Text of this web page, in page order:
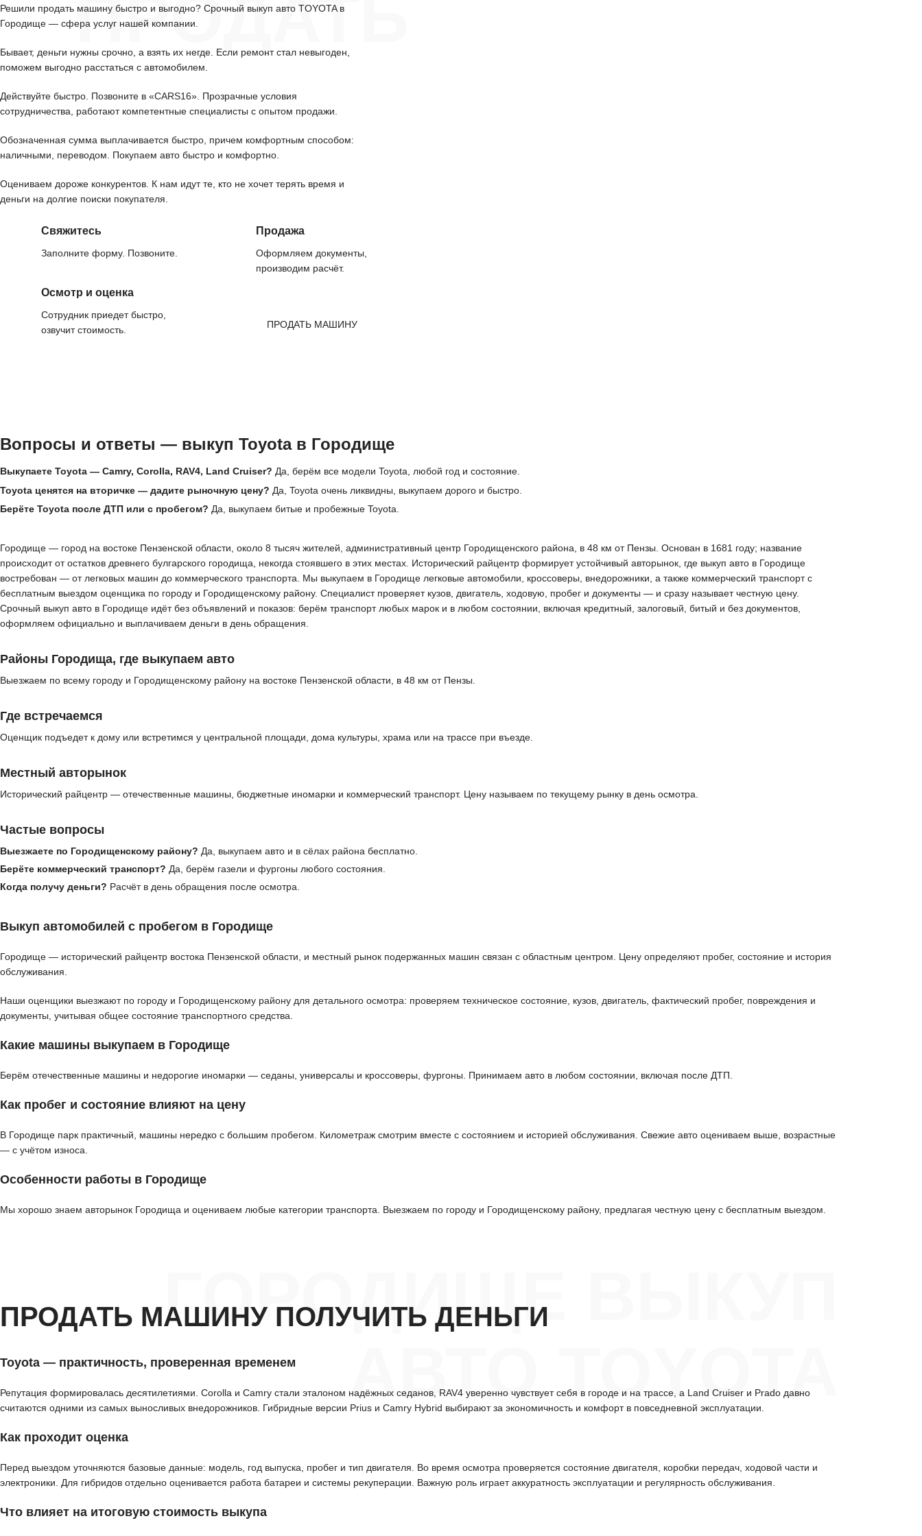
ПРОДАТЬ
Решили продать машину быстро и выгодно? Срочный выкуп авто TOYOTA в
Городище — сфера услуг нашей компании.
Бывает, деньги нужны срочно, а взять их негде. Если ремонт стал невыгоден,
поможем выгодно расстаться с автомобилем.
Действуйте быстро. Позвоните в «CARS16». Прозрачные условия
сотрудничества, работают компетентные специалисты с опытом продажи.
Обозначенная сумма выплачивается быстро, причем комфортным способом:
наличными, переводом. Покупаем авто быстро и комфортно.
Оцениваем дороже конкурентов. К нам идут те, кто не хочет терять время и
деньги на долгие поиски покупателя.
Свяжитесь
Заполните форму. Позвоните.
Осмотр и оценка
Сотрудник приедет быстро,
озвучит стоимость.
Продажа
Оформляем документы,
производим расчёт.
ПРОДАТЬ МАШИНУ
Вопросы и ответы — выкуп Toyota в Городище
Выкупаете Toyota — Camry, Corolla, RAV4, Land Cruiser? Да, берём все модели Toyota, любой год и состояние.
Toyota ценятся на вторичке — дадите рыночную цену? Да, Toyota очень ликвидны, выкупаем дорого и быстро.
Берёте Toyota после ДТП или с пробегом? Да, выкупаем битые и пробежные Toyota.
Городище — город на востоке Пензенской области, около 8 тысяч жителей, административный центр Городищенского района, в 48 км от Пензы. Основан в 1681 году; название
происходит от остатков древнего булгарского городища, некогда стоявшего в этих местах. Исторический райцентр формирует устойчивый авторынок, где выкуп авто в Городище
востребован — от легковых машин до коммерческого транспорта. Мы выкупаем в Городище легковые автомобили, кроссоверы, внедорожники, а также коммерческий транспорт с
бесплатным выездом оценщика по городу и Городищенскому району. Специалист проверяет кузов, двигатель, ходовую, пробег и документы — и сразу называет честную цену.
Срочный выкуп авто в Городище идёт без объявлений и показов: берём транспорт любых марок и в любом состоянии, включая кредитный, залоговый, битый и без документов,
оформляем официально и выплачиваем деньги в день обращения.
Районы Городища, где выкупаем авто
Выезжаем по всему городу и Городищенскому району на востоке Пензенской области, в 48 км от Пензы.
Где встречаемся
Оценщик подъедет к дому или встретимся у центральной площади, дома культуры, храма или на трассе при въезде.
Местный авторынок
Исторический райцентр — отечественные машины, бюджетные иномарки и коммерческий транспорт. Цену называем по текущему рынку в день осмотра.
Частые вопросы
Выезжаете по Городищенскому району? Да, выкупаем авто и в сёлах района бесплатно.
Берёте коммерческий транспорт? Да, берём газели и фургоны любого состояния.
Когда получу деньги? Расчёт в день обращения после осмотра.
Выкуп автомобилей с пробегом в Городище
Городище — исторический райцентр востока Пензенской области, и местный рынок подержанных машин связан с областным центром. Цену определяют пробег, состояние и история
обслуживания.
Наши оценщики выезжают по городу и Городищенскому району для детального осмотра: проверяем техническое состояние, кузов, двигатель, фактический пробег, повреждения и
документы, учитывая общее состояние транспортного средства.
Какие машины выкупаем в Городище
Берём отечественные машины и недорогие иномарки — седаны, универсалы и кроссоверы, фургоны. Принимаем авто в любом состоянии, включая после ДТП.
Как пробег и состояние влияют на цену
В Городище парк практичный, машины нередко с большим пробегом. Километраж смотрим вместе с состоянием и историей обслуживания. Свежие авто оцениваем выше, возрастные
— с учётом износа.
Особенности работы в Городище
Мы хорошо знаем авторынок Городища и оцениваем любые категории транспорта. Выезжаем по городу и Городищенскому району, предлагая честную цену с бесплатным выездом.
ГОРОДИЩЕ ВЫКУП
АВТО TOYOTA
ПРОДАТЬ МАШИНУ ПОЛУЧИТЬ ДЕНЬГИ
Toyota — практичность, проверенная временем
Репутация формировалась десятилетиями. Corolla и Camry стали эталоном надёжных седанов, RAV4 уверенно чувствует себя в городе и на трассе, а Land Cruiser и Prado давно
считаются одними из самых выносливых внедорожников. Гибридные версии Prius и Camry Hybrid выбирают за экономичность и комфорт в повседневной эксплуатации.
Как проходит оценка
Перед выездом уточняются базовые данные: модель, год выпуска, пробег и тип двигателя. Во время осмотра проверяется состояние двигателя, коробки передач, ходовой части и
электроники. Для гибридов отдельно оценивается работа батареи и системы рекуперации. Важную роль играет аккуратность эксплуатации и регулярность обслуживания.
Что влияет на итоговую стоимость выкупа